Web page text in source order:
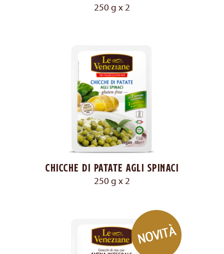
250 g x 2
Chicche di patate agli spinaci
250 g x 2